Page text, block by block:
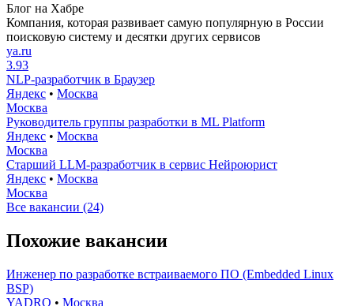
Блог на Хабре
Компания, которая развивает самую популярную в России
поисковую систему и десятки других сервисов
ya.ru
3.93
NLP-разработчик в Браузер
Яндекс • Москва
Москва
Руководитель группы разработки в ML Platform
Яндекс • Москва
Москва
Старший LLM-разработчик в сервис Нейроюрист
Яндекс • Москва
Москва
Все вакансии (24)
Похожие вакансии
Инженер по разработке встраиваемого ПО (Embedded Linux
BSP)
YADRO • Москва